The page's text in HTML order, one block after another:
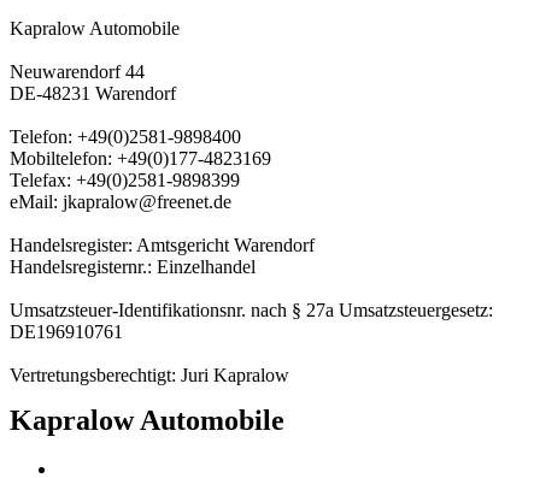
Kapralow Automobile
Neuwarendorf 44
DE-48231 Warendorf
Telefon: +49(0)2581-9898400
Mobiltelefon: +49(0)177-4823169
Telefax: +49(0)2581-9898399
eMail: jkapralow@freenet.de
Handelsregister: Amtsgericht Warendorf
Handelsregisternr.: Einzelhandel
Umsatzsteuer-Identifikationsnr. nach § 27a Umsatzsteuergesetz:
DE196910761
Vertretungsberechtigt: Juri Kapralow
Kapralow Automobile